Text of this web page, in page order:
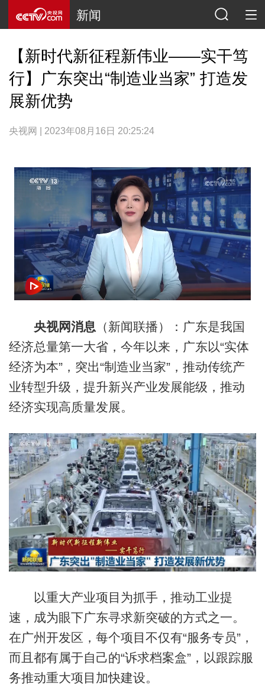
新闻
【新时代新征程新伟业——实干笃
行】广东突出“制造业当家” 打造发
展新优势
央视网 | 2023年08月16日 20:25:24
央视网消息 （新闻联播）：广东是我国
经济总量第一大省，今年以来，广东以“实体
经济为本”，突出“制造业当家”，推动传统产
业转型升级，提升新兴产业发展能级，推动
经济实现高质量发展。
以重大产业项目为抓手，推动工业提
速，成为眼下广东寻求新突破的方式之一。
在广州开发区，每个项目不仅有“服务专员”，
而且都有属于自己的“诉求档案盒”，以跟踪服
务推动重大项目加快建设。